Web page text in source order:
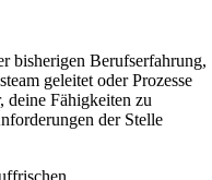
bisherigen Berufserfahrung,
geleitet oder Prozesse
deine Fähigkeiten zu
der Stelle